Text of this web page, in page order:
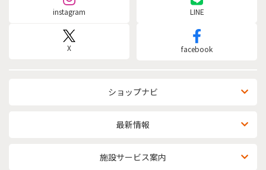
ショップナビ
最新情報
施設サービス案内
instagram LINE
X facebook